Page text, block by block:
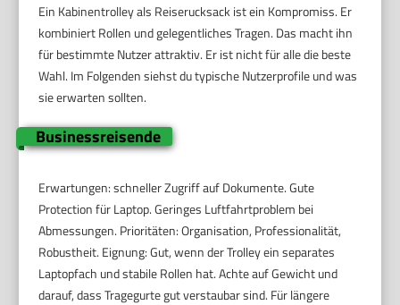
Ein Kabinentrolley als Reiserucksack ist ein Kompromiss. Er
kombiniert Rollen und gelegentliches Tragen. Das macht ihn
für bestimmte Nutzer attraktiv. Er ist nicht für alle die beste
Wahl. Im Folgenden siehst du typische Nutzerprofile und was
sie erwarten sollten.
Businessreisende
Erwartungen: schneller Zugriff auf Dokumente. Gute
Protection für Laptop. Geringes Luftfahrtproblem bei
Abmessungen. Prioritäten: Organisation, Professionalität,
Robustheit. Eignung: Gut, wenn der Trolley ein separates
Laptopfach und stabile Rollen hat. Achte auf Gewicht und
darauf, dass Tragegurte gut verstaubar sind. Für längere